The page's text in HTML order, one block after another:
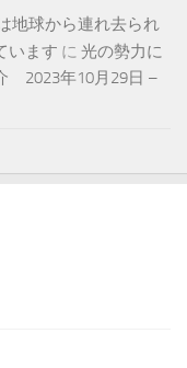
地球から連れ去られ
います に 光の勢力に
2023年10月29日 –